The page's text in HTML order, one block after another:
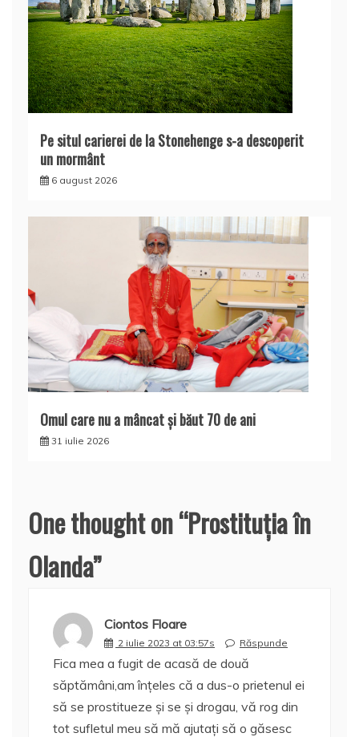
Pe situl carierei de la Stonehenge s-a descoperit
un mormânt
6 august 2026
Omul care nu a mâncat şi băut 70 de ani
31 iulie 2026
One thought on “Prostituția în
Olanda”
Ciontos Floare
2 iulie 2023 at 03:57s Răspunde
Fica mea a fugit de acasă de două
săptămâni,am înțeles că a dus-o prietenul ei
să se prostitueze și se și drogau, vă rog din
tot sufletul meu să mă ajutați să o găsesc